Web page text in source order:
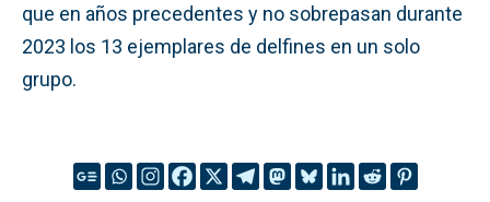
que en años precedentes y no sobrepasan durante
2023 los 13 ejemplares de delfines en un solo
grupo.